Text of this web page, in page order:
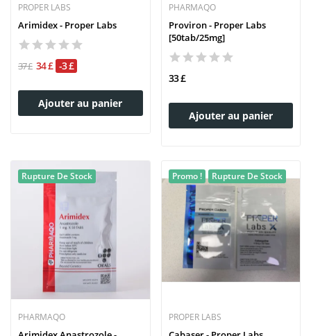
PROPER LABS
Arimidex - Proper Labs
37 £ 34 £ -3 £
Ajouter au panier
PHARMAQO
Proviron - Proper Labs
[50tab/25mg]
33 £
Ajouter au panier
Rupture De Stock
PHARMAQO
Promo ! Rupture De Stock
PROPER LABS